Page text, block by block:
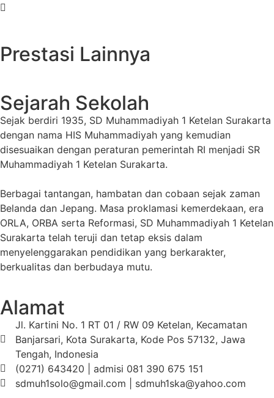
Prestasi Lainnya
Sejarah Sekolah
Sejak berdiri 1935, SD Muhammadiyah 1 Ketelan Surakarta
dengan nama HIS Muhammadiyah yang kemudian
disesuaikan dengan peraturan pemerintah RI menjadi SR
Muhammadiyah 1 Ketelan Surakarta.
Berbagai tantangan, hambatan dan cobaan sejak zaman
Belanda dan Jepang. Masa proklamasi kemerdekaan, era
ORLA, ORBA serta Reformasi, SD Muhammadiyah 1 Ketelan
Surakarta telah teruji dan tetap eksis dalam
menyelenggarakan pendidikan yang berkarakter,
berkualitas dan berbudaya mutu.
Alamat
Jl. Kartini No. 1 RT 01 / RW 09 Ketelan, Kecamatan
Banjarsari, Kota Surakarta, Kode Pos 57132, Jawa
Tengah, Indonesia
(0271) 643420 | admisi 081 390 675 151
sdmuh1solo@gmail.com | sdmuh1ska@yahoo.com